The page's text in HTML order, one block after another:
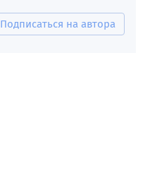
Подписаться на автора